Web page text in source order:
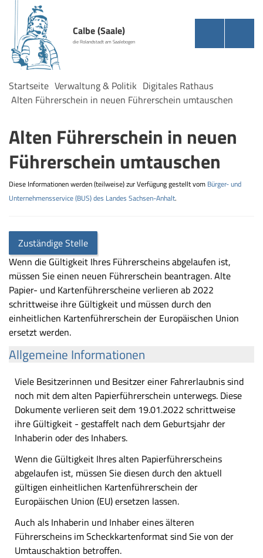
Calbe (Saale)
die Rolandstadt am Saalebogen
Startseite Verwaltung & Politik Digitales Rathaus
Alten Führerschein in neuen Führerschein umtauschen
Alten Führerschein in neuen
Führerschein umtauschen
Diese Informationen werden (teilweise) zur Verfügung gestellt vom Bürger- und
Unternehmensservice (BUS) des Landes Sachsen-Anhalt.
Zuständige Stelle
Wenn die Gültigkeit Ihres Führerscheins abgelaufen ist,
müssen Sie einen neuen Führerschein beantragen. Alte
Papier- und Kartenführerscheine verlieren ab 2022
schrittweise ihre Gültigkeit und müssen durch den
einheitlichen Kartenführerschein der Europäischen Union
ersetzt werden.
Allgemeine Informationen
Viele Besitzerinnen und Besitzer einer Fahrerlaubnis sind
noch mit dem alten Papierführerschein unterwegs. Diese
Dokumente verlieren seit dem 19.01.2022 schrittweise
ihre Gültigkeit - gestaffelt nach dem Geburtsjahr der
Inhaberin oder des Inhabers.
Wenn die Gültigkeit Ihres alten Papierführerscheins
abgelaufen ist, müssen Sie diesen durch den aktuell
gültigen einheitlichen Kartenführerschein der
Europäischen Union (EU) ersetzen lassen.
Auch als Inhaberin und Inhaber eines älteren
Führerscheins im Scheckkartenformat sind Sie von der
Umtauschaktion betroffen.